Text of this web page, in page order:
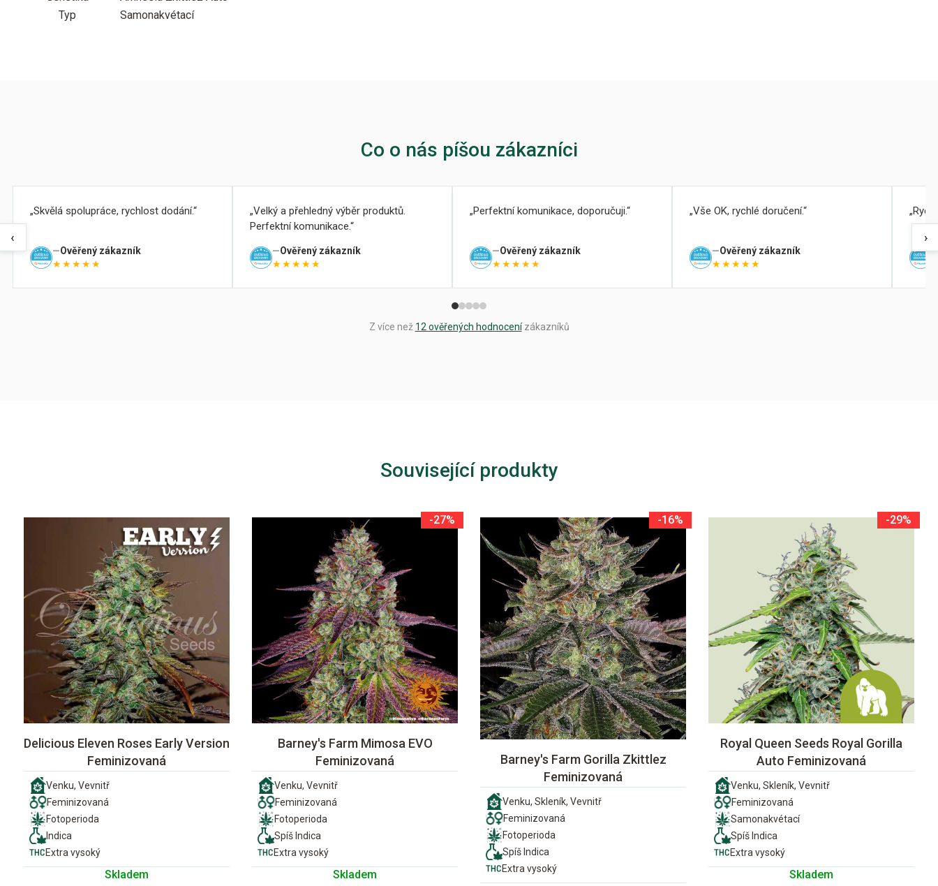
Typ
Samonakvétací
Co o nás píšou zákazníci
‹
Skvělá spolupráce, rychlost dodání.
Ověřený zákazník
★★★★★
Velký a přehledný výběr produktů.
Perfektní komunikace.
Ověřený zákazník
★★★★★
Perfektní komunikace, doporučuji.
Ověřený zákazník
★★★★★
Vše OK, rychlé doručení.
Ověřený zákazník
★★★★★
›
Z více než 12 ověřených hodnocenízákazníků
Související produkty
Delicious Eleven Roses Early Version
Feminizovaná
Venku, Vevnitř
Feminizovaná
Fotoperioda
Indica
Extra vysoký
Skladem
-27%
Barney's Farm Mimosa EVO
Feminizovaná
Venku, Vevnitř
Feminizovaná
Fotoperioda
Spíš Indica
Extra vysoký
Skladem
-16%
Barney's Farm Gorilla Zkittlez
Feminizovaná
Venku, Skleník, Vevnitř
Feminizovaná
Fotoperioda
Spíš Indica
Extra vysoký
-29%
Royal Queen Seeds Royal Gorilla
Auto Feminizovaná
Venku, Skleník, Vevnitř
Feminizovaná
Samonakvétací
Spíš Indica
Extra vysoký
Skladem